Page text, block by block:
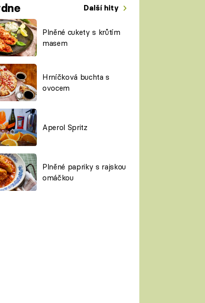
Další hity
Plněné cukety s krůtím
masem
Hrníčková buchta s
ovocem
Aperol Spritz
Plněné papriky s rajskou
omáčkou